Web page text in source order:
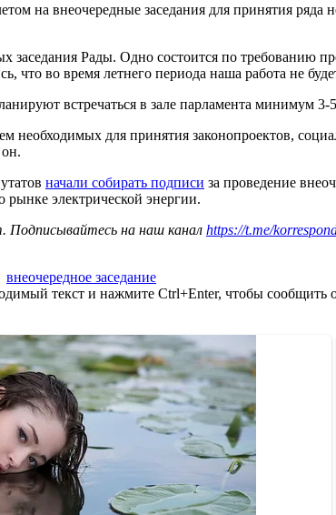
на внеочередные заседания для принятия
заседания Рады. Одно состоится по требованию
что во время летнего периода наша работа не
встречаться в зале парламента минимум
необходимых для принятия законопроектов,
начали собирать подписи за проведение
рынке электрической энергии.
Подписывайтесь на наш канал https://t.me/
внеочередное заседание
текст и нажмите Ctrl+Enter, чтобы сообщить